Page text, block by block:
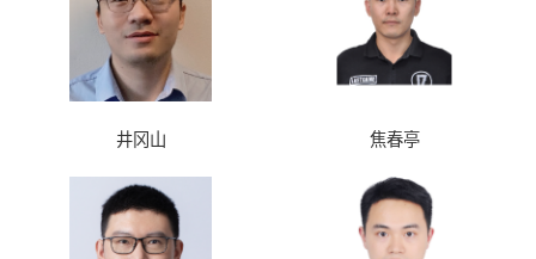
井冈山 焦春亭